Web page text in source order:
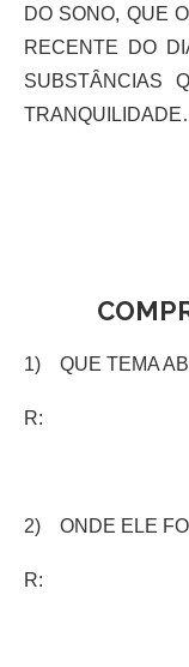
DO SONO, QUE
RECENTE DO
SUBSTÂNCIAS
1) QUE TEMA
R:
2) ONDE ELE
R: